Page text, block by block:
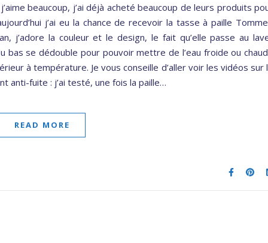
beaucoup, j’ai déjà acheté beaucoup de leurs produits
j’ai eu la chance de recevoir la tasse à paille
j’adore la couleur et le design, le fait qu’elle passe au
bas se dédouble pour pouvoir mettre de l’eau froide ou
à température. Je vous conseille d’aller voir les vidéos sur
anti-fuite : j’ai testé, une fois la paille…
READ MORE